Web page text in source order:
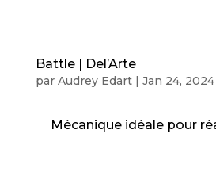
Battle | Del’Arte
par Audrey Edart| Jan 24, 2024
Mécanique idéale pour